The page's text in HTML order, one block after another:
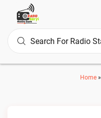
Home»